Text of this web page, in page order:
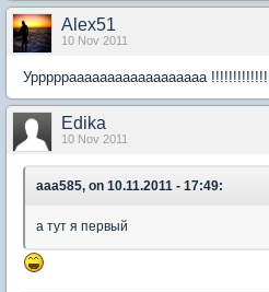
Alex51
10 Nov 2011
Уррррраааааааааааааааааа
Edika
10 Nov 2011
aaa585, on 10.11.2011 - 17:49:
а тут я первый